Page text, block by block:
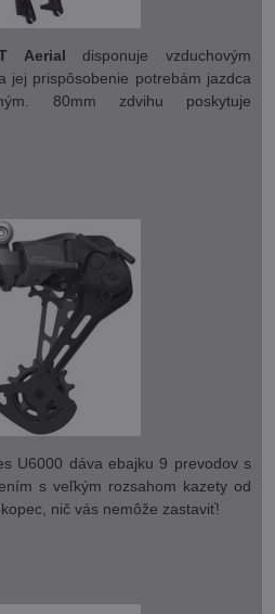
Aerialdisponuje vzduchovým
jej prispôsobenie potrebám jazdca
80mm zdvihu poskytuje
U6000 dáva ebajku 9 prevodov s
s veľkým rozsahom kazety od
nič vás nemôže zastaviť!